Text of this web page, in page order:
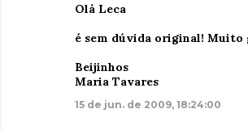
Olá Leca
é sem dúvida original! Muito
Beijinhos
Maria Tavares
15 de jun. de 2009, 18:24:00